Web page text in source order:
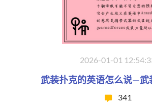
2026-01-01
武装扑克的英语怎么说—武
341